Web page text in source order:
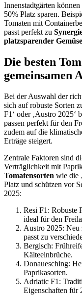
Innenstadtgärten
50% Platz sparen.
Tomaten mit
passt perfekt zu
platzsparender
Die besten
gemeinsamen
Bei der Auswahl der
sich auf robuste Sorten
F1‘ oder ‚Austro 2025‘
passen perfekt für den
zudem auf die
Erträge steigert.
Zentrale Faktoren sind
Verträglichkeit mit
Tomatensorten wie die
Platz und schützen vor
2025:
Resi F1: Robuste
ideal für den
Austro 2025: Neu
passt zu
Bergisch:
Kälteeinbrüche.
Donauesching:
Paprikasorten.
Adriatic F1:
Eigenschaften für